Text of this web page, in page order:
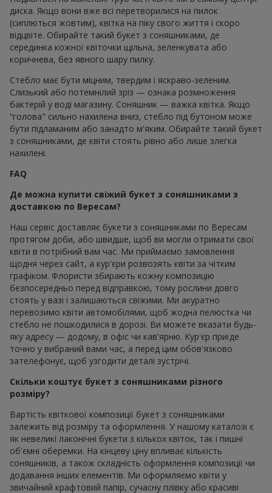
диска. Якщо вони вже всі перетворилися на пилок
(сиплються жовтим), квітка на піку свого життя і скоро
відцвіте. Обирайте такий букет з соняшниками, де
серединка кожної квіточки щільна, зеленкувата або
коричнева, без явного шару пилку.
Стебло має бути міцним, твердим і яскраво-зеленим.
Слизький або потемнілий зріз — ознака розмноження
бактерій у воді магазину. Соняшник — важка квітка. Якщо
“голова" сильно нахилена вниз, стебло під бутоном може
бути підламаним або занадто м'яким. Обирайте такий букет
з соняшниками, де квіти стоять рівно або лише злегка
нахилені.
FAQ
Де можна купити свіжий букет з соняшниками з
доставкою по Вересам?
Наш сервіс доставляє букети з соняшниками по Вересам
протягом доби, або швидше, щоб ви могли отримати свої
квіти в потрібний вам час. Ми приймаємо замовлення
щодня через сайт, а кур'єри розвозять квіти за чітким
графіком. Флористи збирають кожну композицію
безпосередньо перед відправкою, тому рослини довго
стоять у вазі і залишаються свіжими. Ми акуратно
перевозимо квіти автомобілями, щоб жодна пелюстка чи
стебло не пошкодилися в дорозі. Ви можете вказати будь-
яку адресу — додому, в офіс чи кав'ярню. Кур'єр приїде
точно у вибраний вами час, а перед цим обов'язково
зателефонує, щоб узгодити деталі зустрічі.
Скільки коштує букет з соняшниками різного
розміру?
Вартість квіткової композиції букет з соняшниками
залежить від розміру та оформлення. У нашому каталозі є
як невеликі лаконічні букети з кількох квіток, так і пишні
об'ємні оберемки. На кінцеву ціну впливає кількість
соняшників, а також складність оформлення композиції чи
додавання інших елементів. Ми оформляємо квіти у
звичайний крафтовий папір, сучасну плівку або красиві